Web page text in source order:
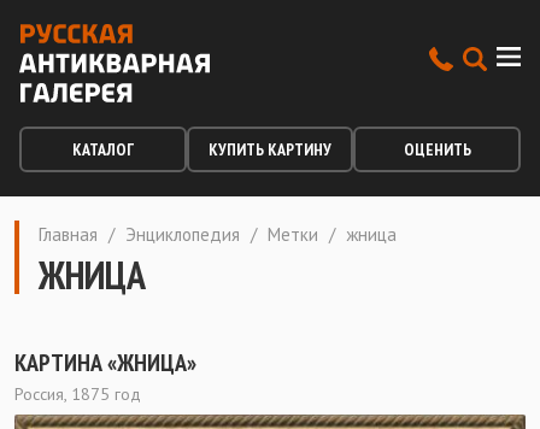
КАТАЛОГ КУПИТЬ КАРТИНУ ОЦЕНИТЬ
Главная / Энциклопедия / Метки / жница
ЖНИЦА
КАРТИНА «ЖНИЦА»
Россия, 1875 год